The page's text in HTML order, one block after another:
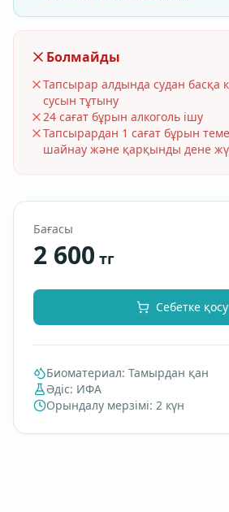
Болмайды
Тапсырар алдында судан басқа
сусын тұтыну
24 сағат бұрын алкоголь ішу
Тапсырардан 1 сағат бұрын
шайнау және қарқынды дене
Бағасы
2 600 тг
Себетке қосу
Биоматериал: Тамырдан қан
Әдіс: ИФА
Орындалу мерзімі: 2 күн